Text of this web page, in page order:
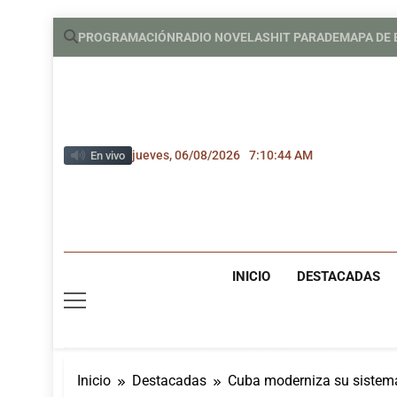
Saltar
PROGRAMACIÓNRADIO NOVELASHIT PARADEMAPA DE
En vivo jueves, 06/08/2026 7:10:45 AM
INICIO DESTACADAS
Inicio Destacadas Cuba moderniza su